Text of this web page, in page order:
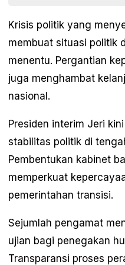
Krisis politik yang
membuat situasi politik
menentu. Pergantian
juga menghambat
nasional.
Presiden interim Jeri
stabilitas politik di
Pembentukan kabinet
memperkuat
pemerintahan transisi.
Sejumlah pengamat
ujian bagi penegakan
Transparansi proses